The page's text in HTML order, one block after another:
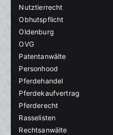
Nutztierrecht
Obhutspflicht
Oldenburg
OVG
Patentanwälte
Personhood
Pferdehandel
Pferdekaufvertrag
Pferderecht
Rasselisten
Rechtsanwälte